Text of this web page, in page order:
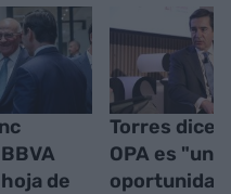
de
Torres dice
OPA es "una